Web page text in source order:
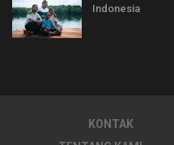
Indonesia
KONTAK